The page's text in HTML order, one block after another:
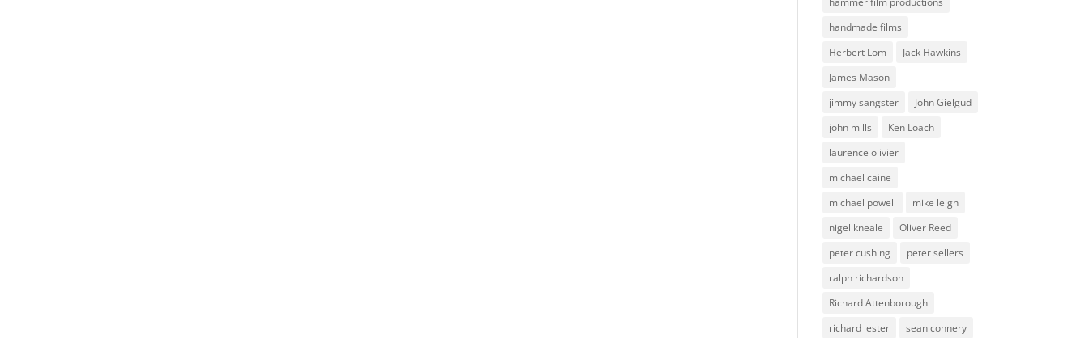
handmade films
Herbert Lom
Jack Hawkins
James Mason
jimmy sangster
John Gielgud
john mills
Ken Loach
laurence olivier
michael caine
michael powell
mike leigh
nigel kneale
Oliver Reed
peter cushing
peter sellers
ralph richardson
Richard Attenborough
richard lester
sean connery